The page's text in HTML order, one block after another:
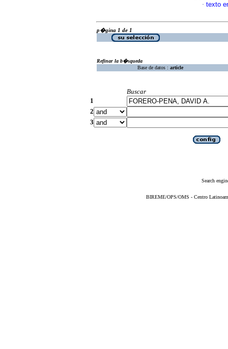
· texto
p�gina 1 de 1
Refinar la b�squeda
Base de datos : article
Buscar
1
2
3
Search
BIREME/OPS/OMS - Centro